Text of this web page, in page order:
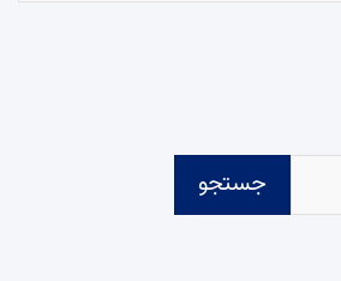
جستجو